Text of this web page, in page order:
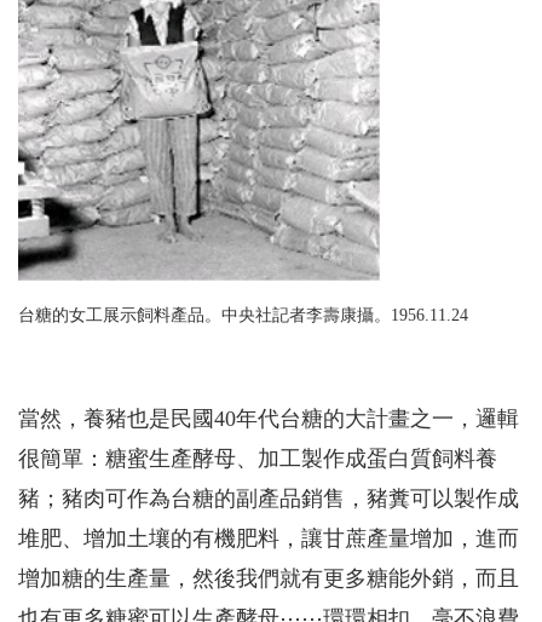
台糖的女工展示飼料產品。中央社記者李壽康攝。1956.11.24
當然，養豬也是民國40年代台糖的大計畫之一，邏輯
很簡單：糖蜜生產酵母、加工製作成蛋白質飼料養
豬；豬肉可作為台糖的副產品銷售，豬糞可以製作成
堆肥、增加土壤的有機肥料，讓甘蔗產量增加，進而
增加糖的生產量，然後我們就有更多糖能外銷，而且